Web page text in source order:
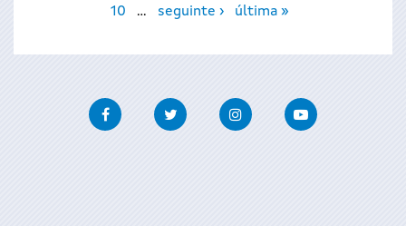
10
… seguinte › última »
FacebookTwitter InstagramYoutube